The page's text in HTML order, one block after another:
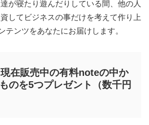
が寝たり遊んだりしている間、他の人
してビジネスの事だけを考えて作り上
テンツをあなたにお届けします。
在販売中の有料noteの中か
のを5つプレゼント（数千円